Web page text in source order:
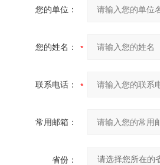
您的单位：
您的姓名：
联系电话：
常用邮箱：
省份：